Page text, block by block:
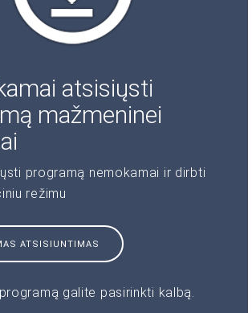
atsisiųsti
mažmeninei
programą nemokamai ir dirbti
režimu
ATSISIUNTIMAS
galite pasirinkti kalbą.